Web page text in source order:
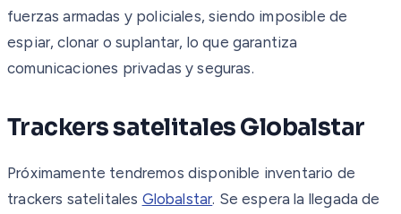
fuerzas armadas y policiales, siendo imposible de
espiar, clonar o suplantar, lo que garantiza
comunicaciones privadas y seguras.
Trackers satelitales Globalstar
Próximamente tendremos disponible inventario de
trackers satelitales Globalstar. Se espera la llegada de